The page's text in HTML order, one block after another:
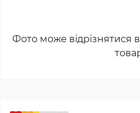
Фото може відрізнятися